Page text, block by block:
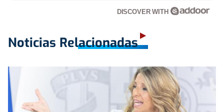
DISCOVER WITH
Noticias Relacionadas